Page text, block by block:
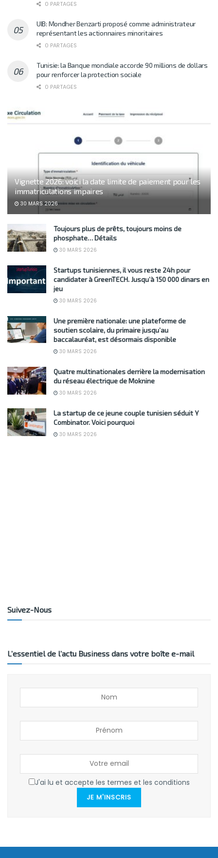
0 PARTAGES
UIB: Mondher Benzarti proposé comme administrateur
représentant les actionnaires minoritaires
0 PARTAGES
Tunisie: la Banque mondiale accorde 90 millions de dollars
pour renforcer la protection sociale
0 PARTAGES
Vignette 2026: voici la date limite de paiement pour les
immatriculations impaires
30 MARS 2026
Toujours plus de prêts, toujours moins de
phosphate… Détails
30 MARS 2026
Startups tunisiennes, il vous reste 24h pour
candidater à GreenTECH. Jusqu’à 150 000 dinars en
jeu
30 MARS 2026
Une première nationale: une plateforme de
soutien scolaire, du primaire jusqu’au
baccalauréat, est désormais disponible
30 MARS 2026
Quatre multinationales derrière la modernisation
du réseau électrique de Moknine
30 MARS 2026
La startup de ce jeune couple tunisien séduit Y
Combinator. Voici pourquoi
30 MARS 2026
Suivez-Nous
L’essentiel de l’actu Business dans votre boîte e-mail
J'ai lu et accepte les termes et les conditions
JE M'INSCRIS